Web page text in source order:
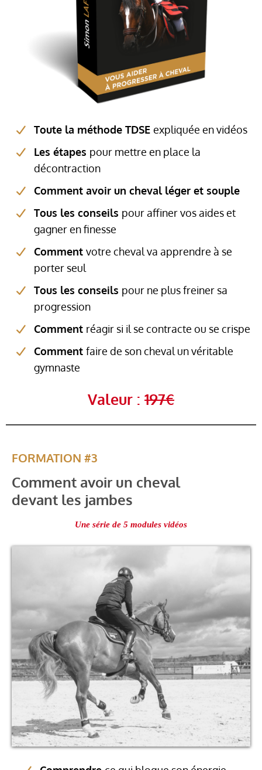
Toute la méthode TDSE expliquée en vidéos
Les étapes pour mettre en place la
décontraction
Comment avoir un cheval léger et souple
Tous les conseils pour affiner vos aides et
gagner en finesse
Comment votre cheval va apprendre à se
porter seul
Tous les conseils pour ne plus freiner sa
progression
Comment réagir si il se contracte ou se crispe
Comment faire de son cheval un véritable
gymnaste
Valeur : 197€
FORMATION #3
Comment avoir un cheval
devant les jambes
Une série de 5 modules vidéos